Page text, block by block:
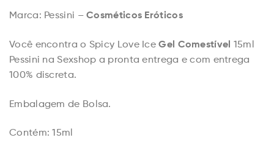
Marca: Pessini –Cosméticos Eróticos
Você encontra o Spicy Love IceGel Comestível 15ml
Pessini na Sexshop a pronta entrega e com entrega
100% discreta.
Embalagem de Bolsa.
Contém: 15ml